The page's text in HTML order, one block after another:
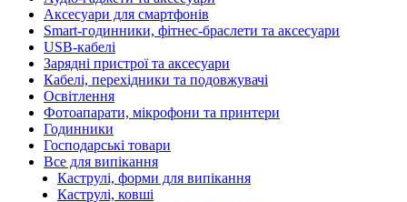
Аксесуари для смартфонів
Smart-годинники, фітнес-браслети та аксесуари
USB-кабелі
Зарядні пристрої та аксесуари
Кабелі, перехідники та подовжувачі
Освітлення
Фотоапарати, мікрофони та принтери
Годинники
Господарські товари
Все для випікання
Каструлі, форми для випікання
Каструлі, ковші